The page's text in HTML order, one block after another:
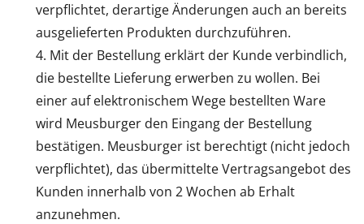
verpflichtet, derartige Änderungen auch an bereits
ausgelieferten Produkten durchzuführen.
Mit der Bestellung erklärt der Kunde verbindlich,
die bestellte Lieferung erwerben zu wollen. Bei
einer auf elektronischem Wege bestellten Ware
wird Meusburger den Eingang der Bestellung
bestätigen. Meusburger ist berechtigt (nicht jedoch
verpflichtet), das übermittelte Vertragsangebot des
Kunden innerhalb von 2 Wochen ab Erhalt
anzunehmen.